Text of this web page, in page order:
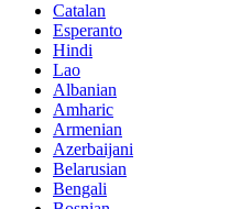
Catalan
Esperanto
Hindi
Lao
Albanian
Amharic
Armenian
Azerbaijani
Belarusian
Bengali